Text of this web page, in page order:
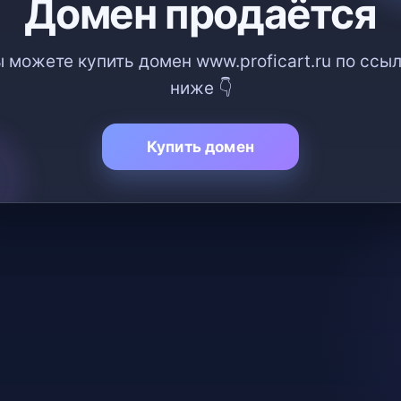
Домен продаётся
можете купить домен www.proficart.ru по
ниже 👇
Купить домен